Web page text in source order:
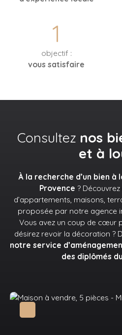
1
objectif :
vous satisfaire
Consultez nos
et à
À la recherche d’un bien à
Provence ?
d’appartements, maisons,
proposée par notre agence
Vous avez un coup de cœur
désirez revoir la décoration ?
notre service
des diplômés